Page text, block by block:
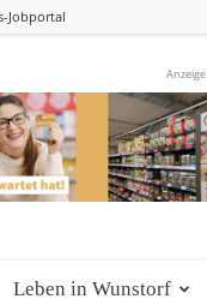
Jobportal
Anzeige
Leben in Wunstorf